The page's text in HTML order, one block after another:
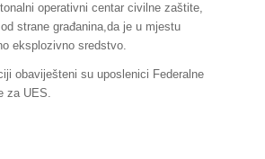
operativni centar civilne zaštite,
strane građanina,da je u mjestu
eksplozivno sredstvo.
obaviješteni su uposlenici Federalne
za UES.